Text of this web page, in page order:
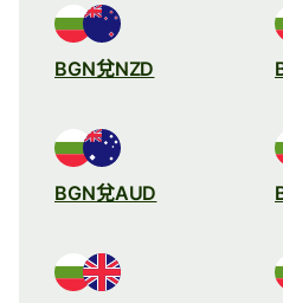
BGN兌NZD
BGN兌AUD